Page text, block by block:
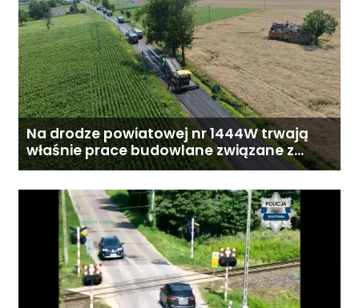
Na drodze powiatowej nr 1444W trwają
właśnie prace budowlane związane z
przebudową drogi